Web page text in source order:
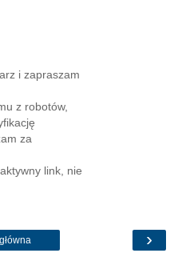
i zapraszam
z robotów,
za
link, nie
›